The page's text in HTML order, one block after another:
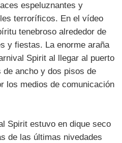
espeluznantes y
terroríficos. En el vídeo
tenebroso alrededor de
y fiestas. La enorme araña
Spirit al llegar al puerto
de ancho y dos pisos de
los medios de comunicación
Spirit estuvo en dique seco
de las últimas nivedades